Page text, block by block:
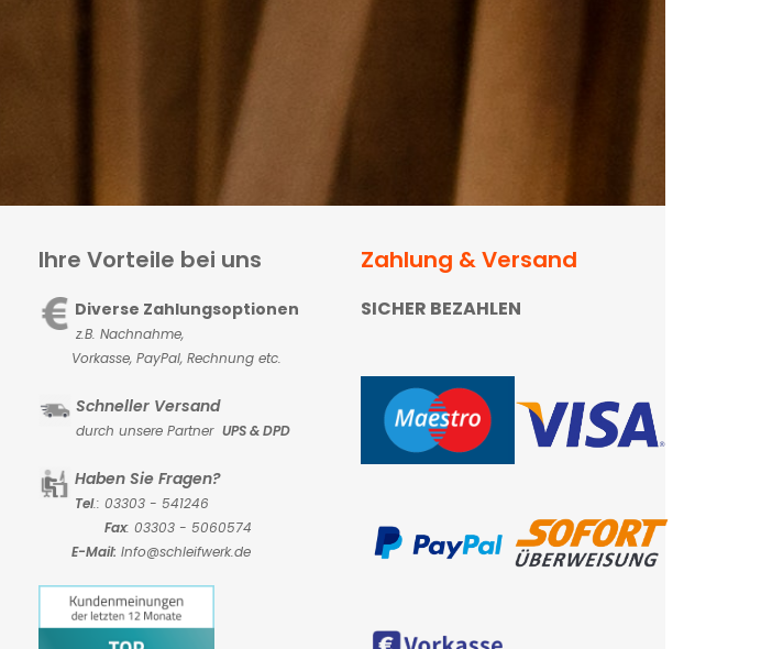
Ihre Vorteile bei uns
Diverse Zahlungsoptionen
z.B. Nachnahme,
Vorkasse, PayPal, Rechnung etc.
Schneller Versand
durch unsere Partner UPS & DPD
Haben Sie Fragen?
Tel.: 03303 - 541246
Fax: 03303 - 5060574
E-Mail: Info@schleifwerk.de
Zahlung & Versand
SICHER BEZAHLEN